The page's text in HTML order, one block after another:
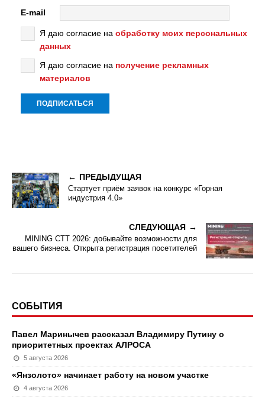
E-mail
Я даю согласие на обработку моих персональных
данных
Я даю согласие на получение рекламных
материалов
ПРЕДЫДУЩАЯ
Стартует приём заявок на конкурс «Горная
индустрия 4.0»
СЛЕДУЮЩАЯ
MINING CTT 2026: добывайте возможности для
вашего бизнеса. Открыта регистрация посетителей
СОБЫТИЯ
Павел Маринычев рассказал Владимиру Путину о
приоритетных проектах АЛРОСА
5 августа 2026
«Янзолото» начинает работу на новом участке
4 августа 2026